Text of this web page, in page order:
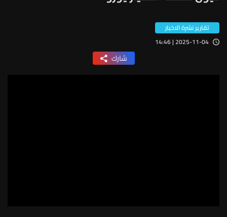
تقارير نشرة الاخبار
2025-11-04 | 14:46
شارك